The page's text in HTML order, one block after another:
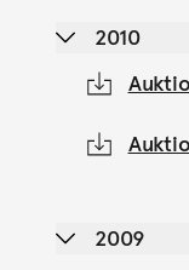
2010
2009